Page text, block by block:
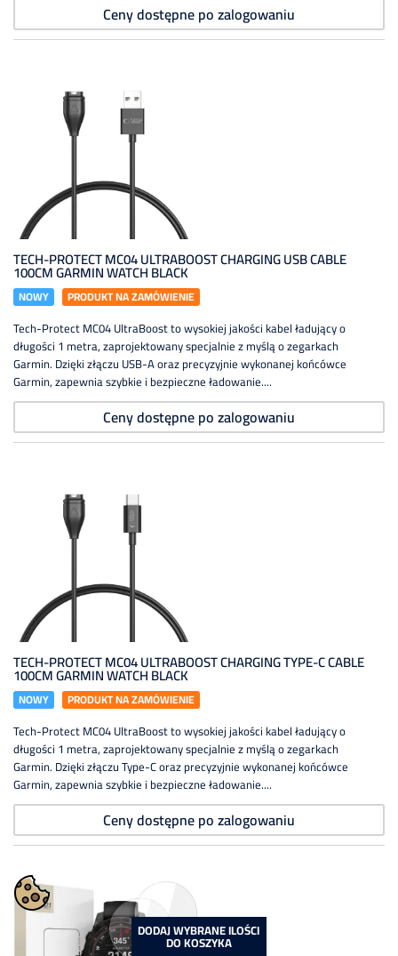
Ceny dostępne po zalogowaniu
TECH-PROTECT MC04 ULTRABOOST CHARGING USB CABLE
100CM GARMIN WATCH BLACK
NOWY PRODUKT NA ZAMÓWIENIE
Tech-Protect MC04 UltraBoost to wysokiej jakości kabel ładujący o
długości 1 metra, zaprojektowany specjalnie z myślą o zegarkach
Garmin. Dzięki złączu USB-A oraz precyzyjnie wykonanej końcówce
Garmin, zapewnia szybkie i bezpieczne ładowanie....
Ceny dostępne po zalogowaniu
TECH-PROTECT MC04 ULTRABOOST CHARGING TYPE-C CABLE
100CM GARMIN WATCH BLACK
NOWY PRODUKT NA ZAMÓWIENIE
Tech-Protect MC04 UltraBoost to wysokiej jakości kabel ładujący o
długości 1 metra, zaprojektowany specjalnie z myślą o zegarkach
Garmin. Dzięki złączu Type-C oraz precyzyjnie wykonanej końcówce
Garmin, zapewnia szybkie i bezpieczne ładowanie....
Ceny dostępne po zalogowaniu
DODAJ WYBRANE ILOŚCI
DO KOSZYKA